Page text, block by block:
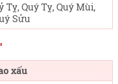
Tỵ, Quý Tỵ, Quý Mùi,
Sửu
xấu